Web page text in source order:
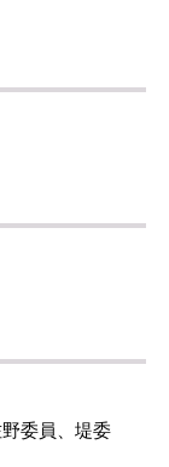
委員、堤委